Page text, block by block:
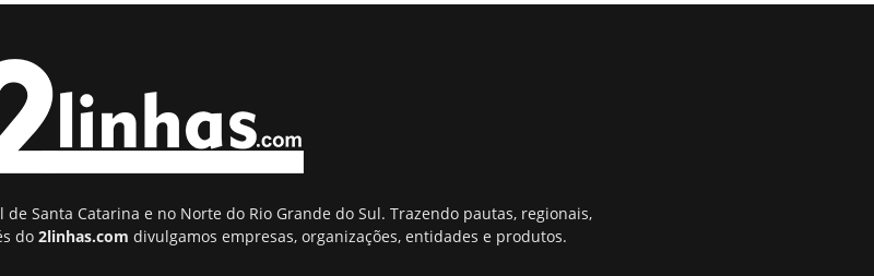
de Santa Catarina e no Norte do Rio Grande do Sul. Trazendo pautas, regionais,
do 2linhas.com divulgamos empresas, organizações, entidades e produtos.